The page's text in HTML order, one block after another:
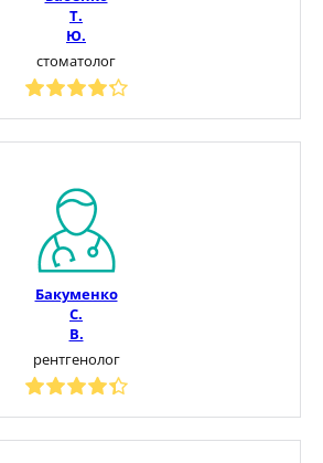
Т.
Ю.
стоматолог
Бакуменко
С.
В.
рентгенолог